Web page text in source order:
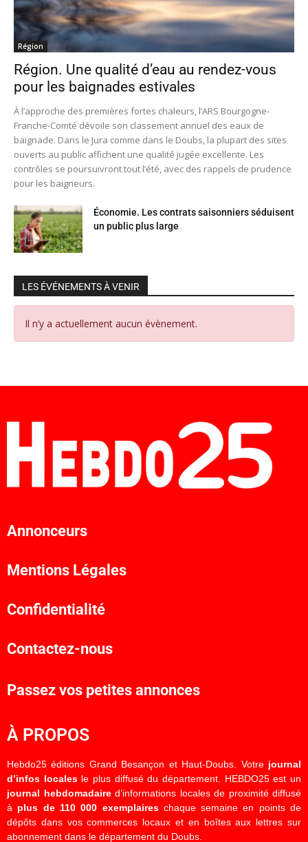
Région
Région. Une qualité d’eau au rendez-vous
pour les baignades estivales
À l’approche des premières fortes chaleurs, l’ARS Bourgogne-
Franche-Comté dévoile son classement annuel des eaux de
baignade. Dans le Jura comme dans le Doubs, la plupart des sites
ouverts au public affichent une qualité jugée excellente. Les
contrôles se poursuivront tout l’été, avec des rappels de prudence
pour les baigneurs.
Économie. Les contrats saisonniers séduisent
un public plus large
LES ÉVÉNEMENTS À VENIR
Il n’y a actuellement aucun évènement.
Annonceurs
Mentions Légales
Confidentialité
Contactez-nous
Passez vos petites annonces
À PROPOS
Hebdo25 éditions Grand Besançon et Haut-Doubs. Votre journal
d’infos localesle plus diffusé du département. HEBDO25 est un
journal hebdomadaired’informations locales de proximité diffusé
à plus de 110 000 exemplaireschaque semaine en points de
dépôts dans vos commerces locaux et en boîtes aux lettres sur
abonnement dans le département du Doubs.